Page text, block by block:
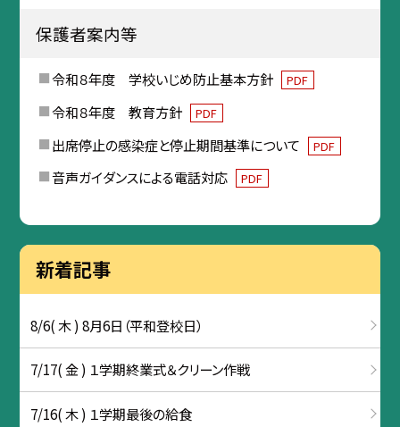
保護者案内等
令和８年度 学校いじめ防止基本方針 PDF
令和８年度 教育方針 PDF
出席停止の感染症と停止期間基準について PDF
音声ガイダンスによる電話対応 PDF
新着記事
8/6( 木 ) 8月6日（平和登校日）
7/17( 金 ) １学期終業式＆クリーン作戦
7/16( 木 ) １学期最後の給食